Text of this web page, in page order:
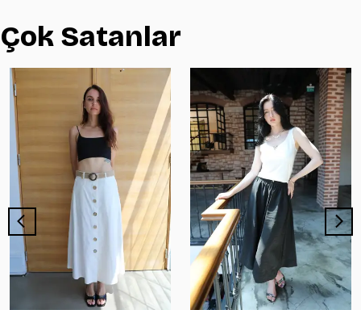
Çok Satanlar